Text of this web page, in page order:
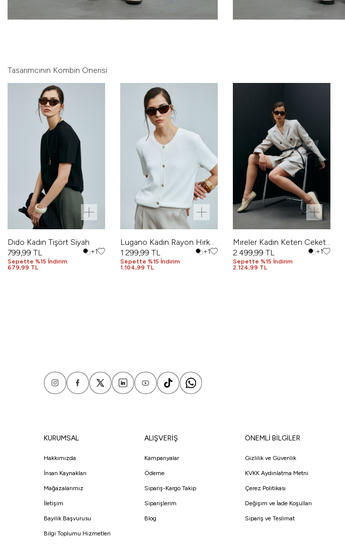
Tasarımcının Kombin Önerisi
Dıdo Kadın Tişört Siyah
799,99 TL
Sepette %15 İndirim
679,99 TL
+1
Lugano Kadın Rayon Hırka
Ekru
1.299,99 TL
Sepette %15 İndirim
1.104,99 TL
+1
Mıreler Kadın Keten Ceket
Bej
2.499,99 TL
Sepette %15 İndirim
2.124,99 TL
+1
KURUMSAL
Hakkımızda
İnsan Kaynakları
Mağazalarımız
İletişim
Bayilik Başvurusu
Bilgi Toplumu Hizmetleri
ALIŞVERİŞ
Kampanyalar
Ödeme
Sipariş-Kargo Takip
Siparişlerim
Blog
ÖNEMLİ BİLGİLER
Gizlilik ve Güvenlik
KVKK Aydınlatma Metni
Çerez Politikası
Değişim ve İade Koşulları
Sipariş ve Teslimat